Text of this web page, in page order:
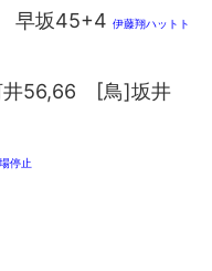
早坂45+4 伊藤翔ハットト
井56,66 [鳥]坂井
停止